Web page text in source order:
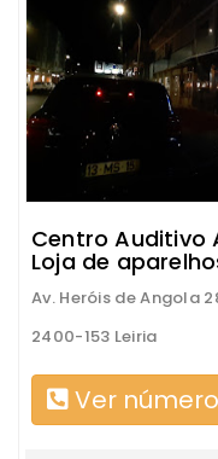
Centro Auditivo
Loja de
Av. Heróis de Angola
2400-153 Leiria
Ver